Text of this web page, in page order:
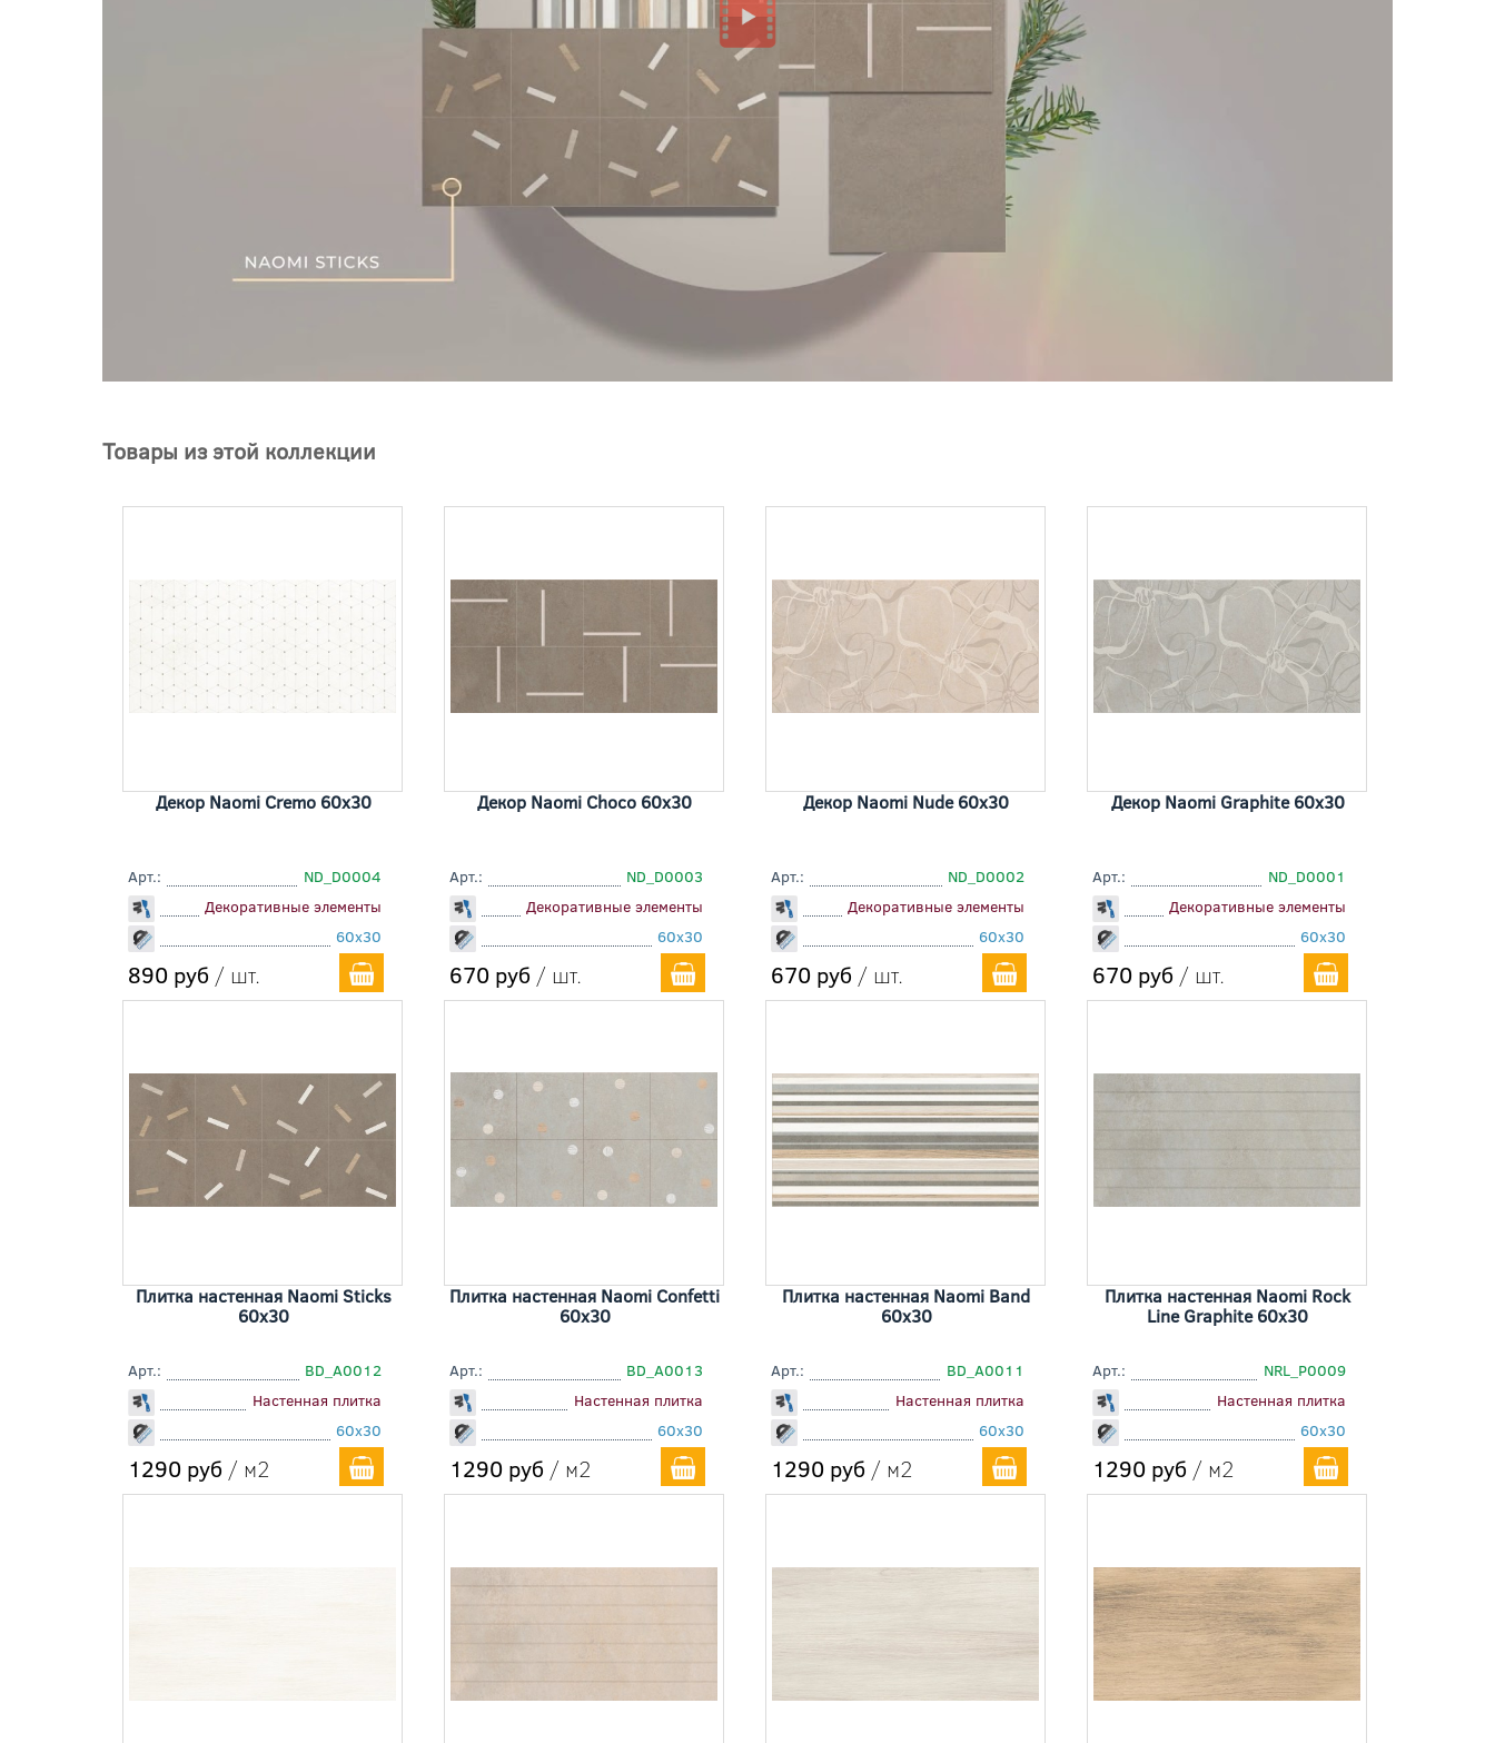
Товары из этой коллекции
Декор Naomi Cremo 60x30
Арт.:
ND_D0004
Декоративные элементы
60x30
890 руб / шт.
Декор Naomi Choco 60x30
Арт.:
ND_D0003
Декоративные элементы
60x30
670 руб / шт.
Декор Naomi Nude 60x30
Арт.:
ND_D0002
Декоративные элементы
60x30
670 руб / шт.
Декор Naomi Graphite 60x30
Арт.:
ND_D0001
Декоративные элементы
60x30
670 руб / шт.
Плитка настенная Naomi Sticks
60x30
Арт.:
BD_A0012
Настенная плитка
60x30
1290 руб / м2
Плитка настенная Naomi Confetti
60x30
Арт.:
BD_A0013
Настенная плитка
60x30
1290 руб / м2
Плитка настенная Naomi Band
60x30
Арт.:
BD_A0011
Настенная плитка
60x30
1290 руб / м2
Плитка настенная Naomi Rock
Line Graphite 60x30
Арт.:
NRL_P0009
Настенная плитка
60x30
1290 руб / м2